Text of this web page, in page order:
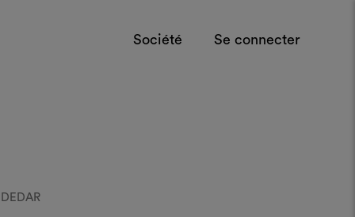
Société Se connecter
DEDAR